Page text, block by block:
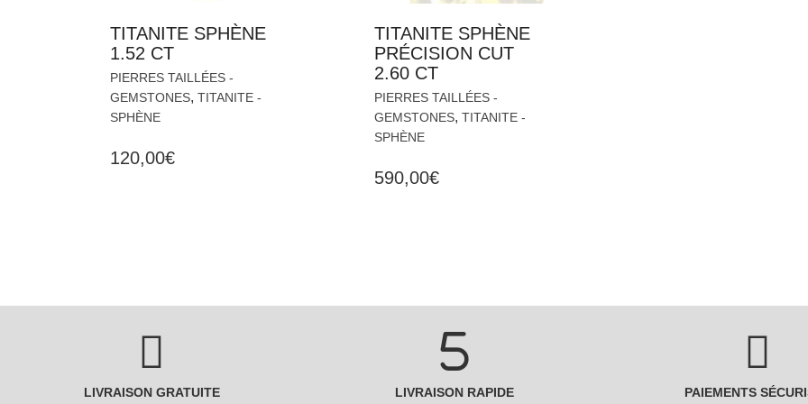
TITANITE SPHÈNE
1.52 CT
PIERRES TAILLÉES -
GEMSTONES, TITANITE -
SPHÈNE
120,00€
TITANITE SPHÈNE
PRÉCISION CUT
2.60 CT
PIERRES TAILLÉES -
GEMSTONES, TITANITE -
SPHÈNE
590,00€
LIVRAISON GRATUITE LIVRAISON RAPIDE PAIEMENTS